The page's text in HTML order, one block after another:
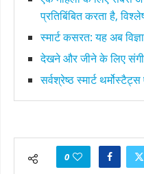
प्रतिबिंबित करता है,
स्मार्ट कसरत: यह अब
देखने और जीने के लिए
सर्वश्रेष्ठ स्मार्ट
0